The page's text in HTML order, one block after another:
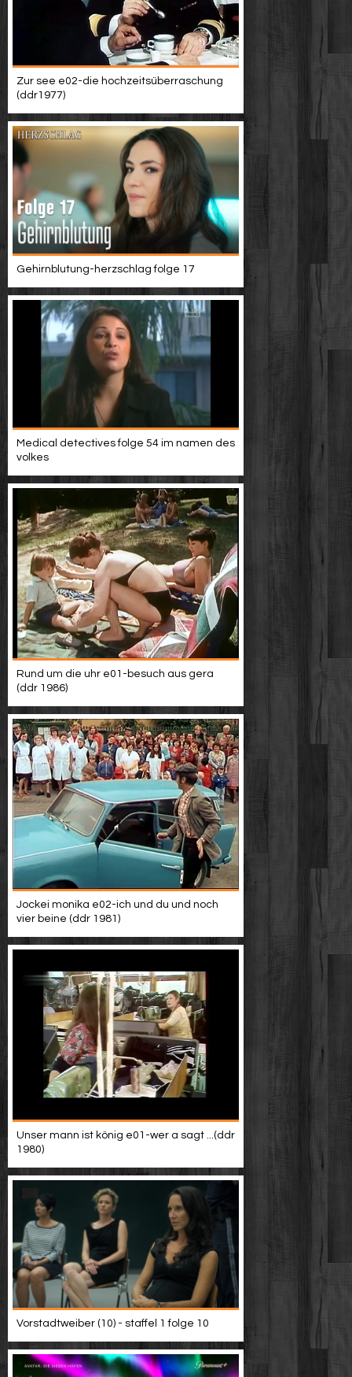
Zur see e02-die hochzeitsüberraschung
(ddr1977)
Gehirnblutung-herzschlag folge 17
Medical detectives folge 54 im namen des
volkes
Rund um die uhr e01-besuch aus gera
(ddr 1986)
Jockei monika e02-ich und du und noch
vier beine (ddr 1981)
Unser mann ist könig e01-wer a sagt ...(ddr
1980)
Vorstadtweiber (10) - staffel 1 folge 10